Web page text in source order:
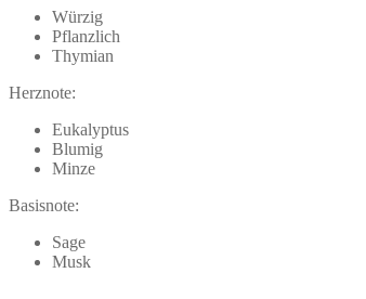
Würzig
Pflanzlich
Thymian
Herznote:
Eukalyptus
Blumig
Minze
Basisnote:
Sage
Musk